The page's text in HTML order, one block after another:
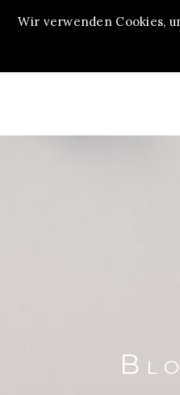
MENU
Wir verwenden Cookies,